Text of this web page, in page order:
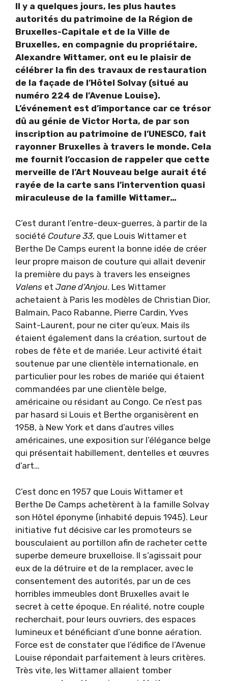
Il y a quelques jours, les plus hautes
autorités du patrimoine de la Région de
Bruxelles-Capitale et de la Ville de
Bruxelles, en compagnie du propriétaire,
Alexandre Wittamer, ont eu le plaisir de
célébrer la fin des travaux de restauration
de la façade de l’Hôtel Solvay (situé au
numéro 224 de l’Avenue Louise).
L’événement est d’importance car ce trésor
dû au génie de Victor Horta, de par son
inscription au patrimoine de l’UNESCO, fait
rayonner Bruxelles à travers le monde. Cela
me fournit l’occasion de rappeler que cette
merveille de l’Art Nouveau belge aurait été
rayée de la carte sans l’intervention quasi
miraculeuse de la famille Wittamer…
C’est durant l’entre-deux-guerres, à partir de la
société Couture 33, que Louis Wittamer et
Berthe De Camps eurent la bonne idée de créer
leur propre maison de couture qui allait devenir
la première du pays à travers les enseignes
Valens et Jane d’Anjou. Les Wittamer
achetaient à Paris les modèles de Christian Dior,
Balmain, Paco Rabanne, Pierre Cardin, Yves
Saint-Laurent, pour ne citer qu’eux. Mais ils
étaient également dans la création, surtout de
robes de fête et de mariée. Leur activité était
soutenue par une clientèle internationale, en
particulier pour les robes de mariée qui étaient
commandées par une clientèle belge,
américaine ou résidant au Congo. Ce n’est pas
par hasard si Louis et Berthe organisèrent en
1958, à New York et dans d’autres villes
américaines, une exposition sur l’élégance belge
qui présentait habillement, dentelles et œuvres
d’art…
C’est donc en 1957 que Louis Wittamer et
Berthe De Camps achetèrent à la famille Solvay
son Hôtel éponyme (inhabité depuis 1945). Leur
initiative fut décisive car les promoteurs se
bousculaient au portillon afin de racheter cette
superbe demeure bruxelloise. Il s’agissait pour
eux de la détruire et de la remplacer, avec le
consentement des autorités, par un de ces
horribles immeubles dont Bruxelles avait le
secret à cette époque. En réalité, notre couple
recherchait, pour leurs ouvriers, des espaces
lumineux et bénéficiant d’une bonne aération.
Force est de constater que l’édifice de l’Avenue
Louise répondait parfaitement à leurs critères.
Très vite, les Wittamer allaient tomber